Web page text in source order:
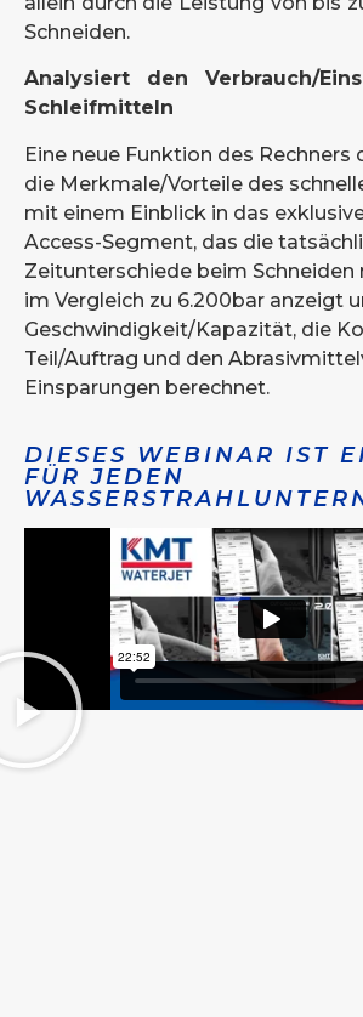
Schneiden.
Analysiert den Verbrauch/
Schleifmitteln
Eine neue Funktion des
die Merkmale/Vorteile des
mit einem Einblick in das
Access-Segment, das die
Zeitunterschiede beim
im Vergleich zu 6.200bar anzeigt
Geschwindigkeit/Kapazität, die
Teil/Auftrag und den
Einsparungen berechnet.
DIESES WEBINAR IST
FÜR JEDEN